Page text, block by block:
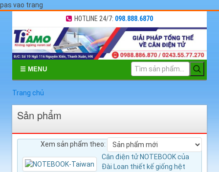
pas vao trang
HOTLINE 24/7: 098.888.6870
☰ MENU
Trang chủ
Sản phẩm
Xem sản phẩm theo:
Cân điện tử NOTEBOOK của
Đài Loan thiết kế giống hệt